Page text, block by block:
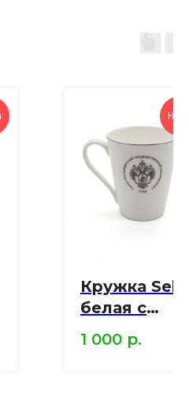
Кружка
белая с
серебряной
отводкой
1 000 р.